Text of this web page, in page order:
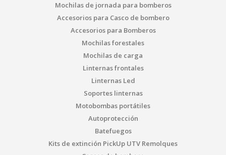
Mochilas de jornada para bomberos
Accesorios para Casco de bombero
Accesorios para Bomberos
Mochilas forestales
Mochilas de carga
Linternas frontales
Linternas Led
Soportes linternas
Motobombas portátiles
Autoprotección
Batefuegos
Kits de extinción PickUp UTV Remolques